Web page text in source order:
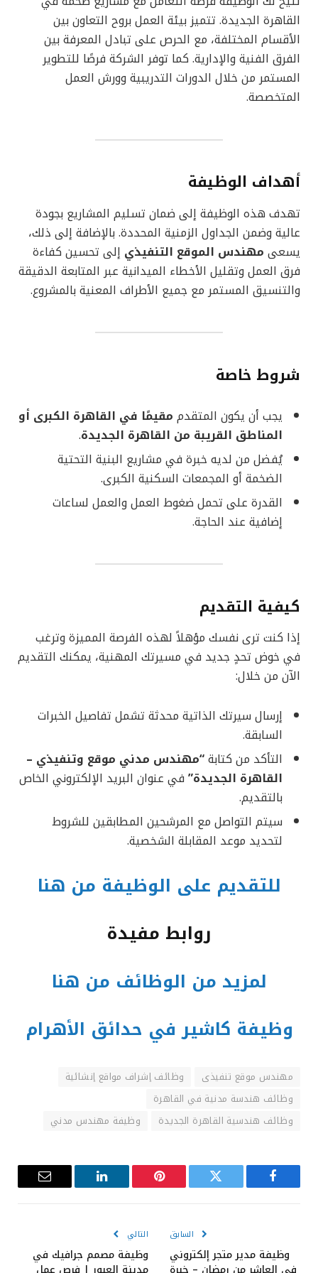
القاهرة الجديدة. تتميز بيئة العمل بروح التعاون بين
الأقسام المختلفة، مع الحرص على تبادل المعرفة بين
الفرق الفنية والإدارية. كما توفر الشركة فرصًا للتطوير
المستمر من خلال الدورات التدريبية وورش العمل
المتخصصة.
أهداف الوظيفة
تهدف هذه الوظيفة إلى ضمان تسليم المشاريع بجودة
عالية وضمن الجداول الزمنية المحددة. بالإضافة إلى ذلك،
يسعى مهندس الموقع التنفيذي إلى تحسين كفاءة
فرق العمل وتقليل الأخطاء الميدانية عبر المتابعة الدقيقة
والتنسيق المستمر مع جميع الأطراف المعنية بالمشروع.
شروط خاصة
يجب أن يكون المتقدم مقيمًا في القاهرة الكبرى أو
المناطق القريبة من القاهرة الجديدة.
يُفضل من لديه خبرة في مشاريع البنية التحتية
الضخمة أو المجمعات السكنية الكبرى.
القدرة على تحمل ضغوط العمل والعمل لساعات
إضافية عند الحاجة.
كيفية التقديم
إذا كنت ترى نفسك مؤهلاً لهذه الفرصة المميزة وترغب
في خوض تحدٍ جديد في مسيرتك المهنية، يمكنك التقديم
الآن من خلال:
إرسال سيرتك الذاتية محدثة تشمل تفاصيل الخبرات
السابقة.
التأكد من كتابة“مهندس مدني موقع وتنفيذي –
القاهرة الجديدة” في عنوان البريد الإلكتروني الخاص
بالتقديم.
سيتم التواصل مع المرشحين المطابقين للشروط
لتحديد موعد المقابلة الشخصية.
للتقديم على الوظيفة من هنا
روابط مفيدة
لمزيد من الوظائف من هنا
وظيفة كاشير في حدائق الأهرام
مهندس موقع تنفيذى
وظائف إشراف مواقع إنشائية
وظائف هندسة مدنية في القاهرة
وظائف هندسية القاهرة الجديدة
وظيفة مهندس مدني
فيسبوك تويتر بينتيريست لينكدإن
البريد
السابق
وظيفة مدير متجر إلكتروني
التالي
وظيفة مصمم جرافيك في